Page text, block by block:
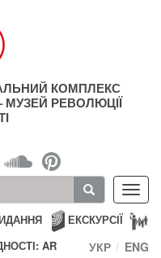
КОМПЛЕКС
МУЗЕЙ РЕВОЛЮЦІЇ
ЕКСКУРСІЇ
AR
УКР ENG